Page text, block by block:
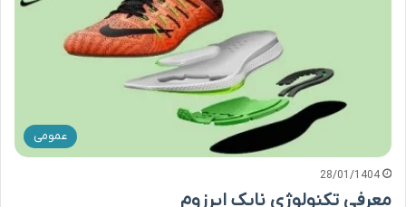
عمومی
28/01/1404
معرفی تکنولوژی نایک ایرزوم